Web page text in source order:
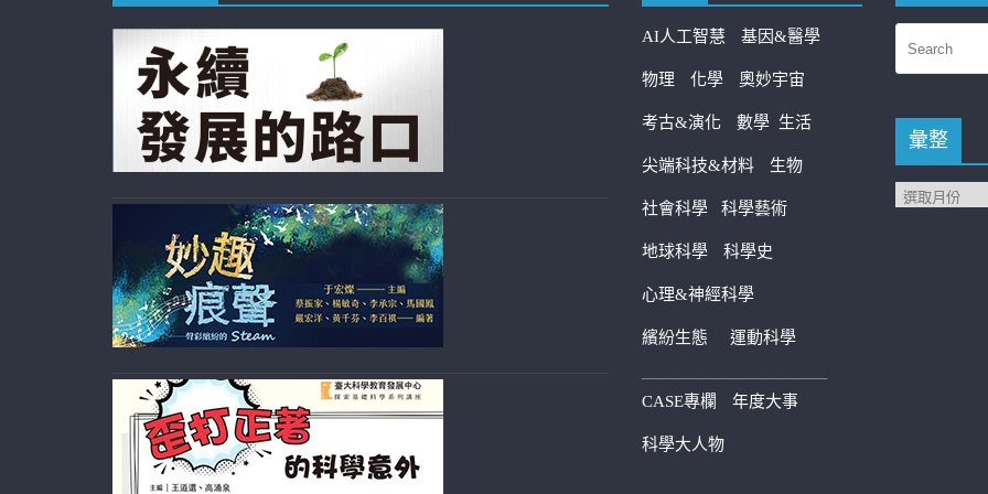
AI人工智慧 基因&醫學
物理 化學 奧妙宇宙
考古&演化 數學 生活
尖端科技&材料 生物
社會科學 科學藝術
地球科學 科學史
心理&神經科學
繽紛生態 運動科學
————————————
CASE專欄 年度大事
科學大人物
彙整